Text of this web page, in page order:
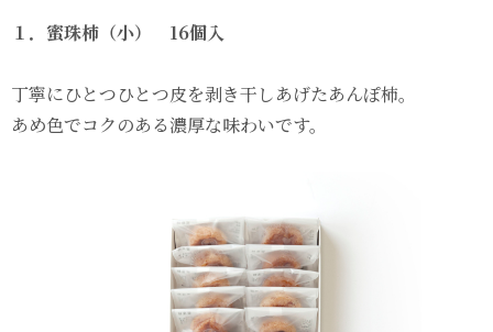
１．蜜珠柿（小） 16個入
丁寧にひとつひとつ皮を剥き干しあげたあんぽ柿。
あめ色でコクのある濃厚な味わいです。